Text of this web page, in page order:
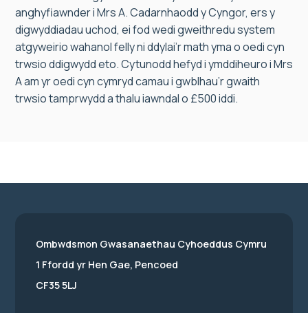
anghyfiawnder i Mrs A. Cadarnhaodd y Cyngor, ers y
digwyddiadau uchod, ei fod wedi gweithredu system
atgyweirio wahanol felly ni ddylai’r math yma o oedi cyn
trwsio ddigwydd eto. Cytunodd hefyd i ymddiheuro i Mrs
A am yr oedi cyn cymryd camau i gwblhau’r gwaith
trwsio tamprwydd a thalu iawndal o £500 iddi.
Ombwdsmon Gwasanaethau Cyhoeddus Cymru
1 Ffordd yr Hen Gae, Pencoed
CF35 5LJ